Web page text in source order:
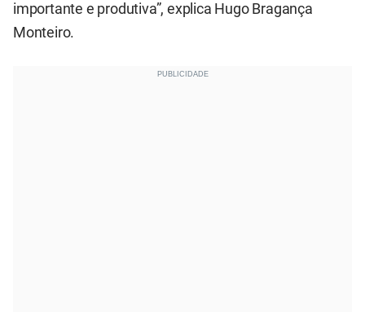
importante e produtiva”, explica Hugo Bragança
Monteiro.